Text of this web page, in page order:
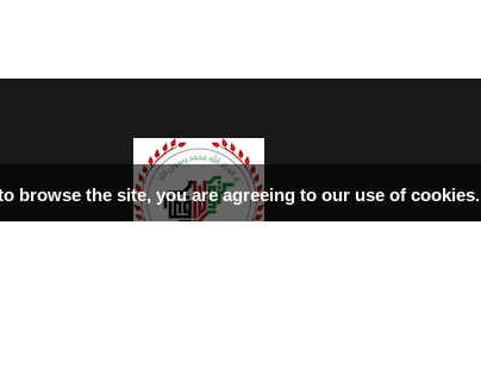
browse the site, you are agreeing to our use of cookies.